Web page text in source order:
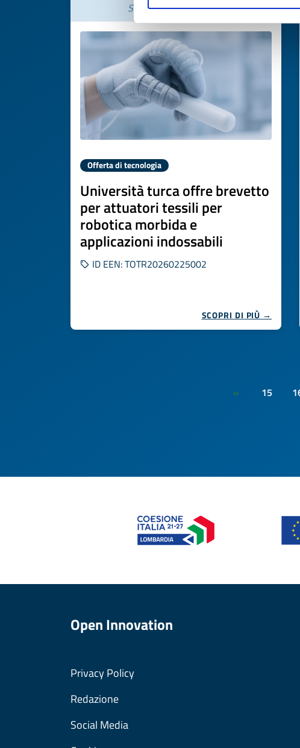
Scade il19 marzo 2027
Offerta di tecnologia
Università turca offre brevetto
per attuatori tessili per
robotica morbida e
applicazioni indossabili
ID EEN: TOTR20260225002
SCOPRI DI PIÙ →
« 15
Open Innovation
Privacy Policy
Redazione
Social Media